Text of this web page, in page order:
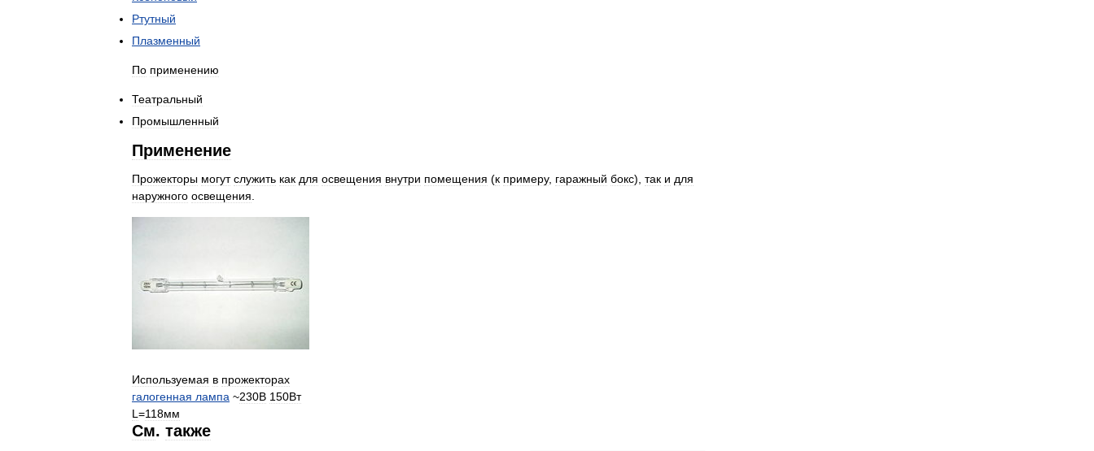
Ртутный
Плазменный
По применению
Театральный
Промышленный
Применение
Прожекторы могут служить как для освещения внутри помещения (к примеру, гаражный бокс), так и для
наружного освещения
Используемая в прожекторах
галогенная лампа ~230В 150Вт
L =118мм
См. также